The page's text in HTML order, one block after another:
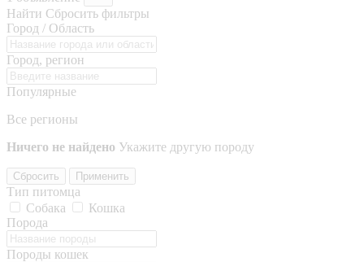
Найти Сбросить фильтры
Город / Область
Город, регион
Популярные
Все регионы
Ничего не найдено Укажите другую породу
Сбросить Применить
Тип питомца
Собака
Кошка
Порода
Породы кошек